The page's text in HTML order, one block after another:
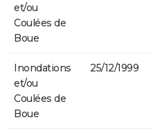
et/ou
Coulées de
Boue
Inondations
et/ou
Coulées de
Boue
25/12/1999